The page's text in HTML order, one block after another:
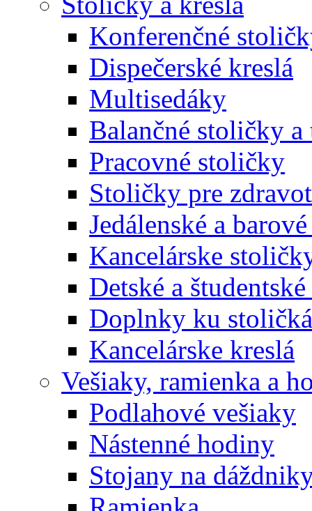
Konferenčné
Dispečerské kreslá
Multisedáky
Balančné stoličky a
Pracovné stoličky
Stoličky pre
Jedálenské a
Kancelárske
Detské a
Doplnky ku
Kancelárske kreslá
Vešiaky, ramienka a
Podlahové vešiaky
Nástenné hodiny
Stojany na